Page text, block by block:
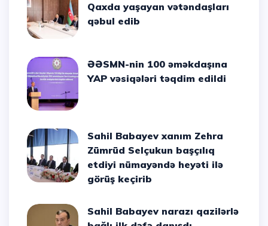
Qaxda yaşayan vətəndaşları
qəbul edib
ƏƏSMN-nin 100 əməkdaşına
YAP vəsiqələri təqdim edildi
Sahil Babayev xanım Zehra
Zümrüd Selçukun başçılıq
etdiyi nümayəndə heyəti ilə
görüş keçirib
Sahil Babayev narazı qazilərlə